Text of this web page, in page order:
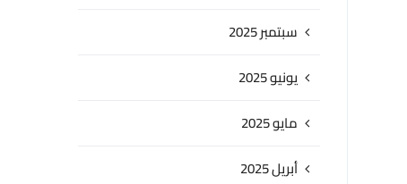
سبتمبر 2025
يونيو 2025
مايو 2025
أبريل 2025